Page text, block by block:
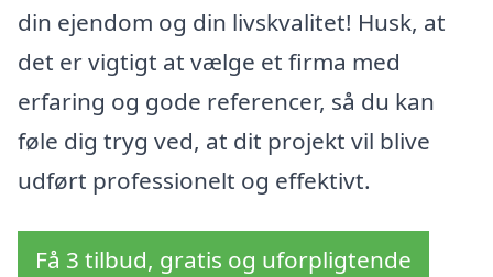
din ejendom og din livskvalitet! Husk, at
det er vigtigt at vælge et firma med
erfaring og gode referencer, så du kan
føle dig tryg ved, at dit projekt vil blive
udført professionelt og effektivt.
Få 3 tilbud, gratis og uforpligtende